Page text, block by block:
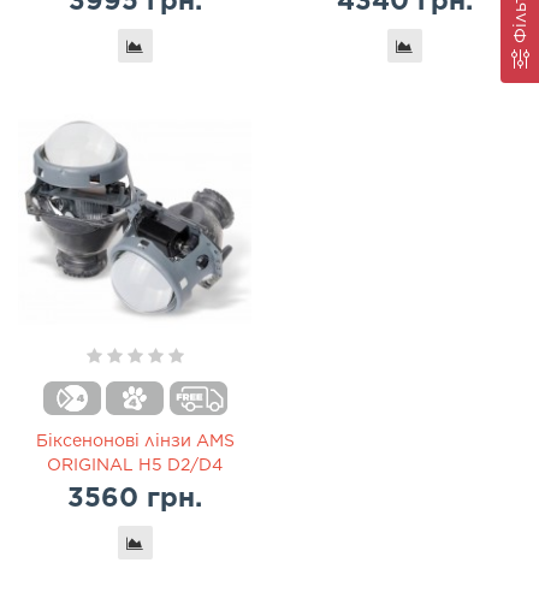
Фільтр
Біксенонові лінзи AMS
ORIGINAL H5 D2/D4
3560 грн.